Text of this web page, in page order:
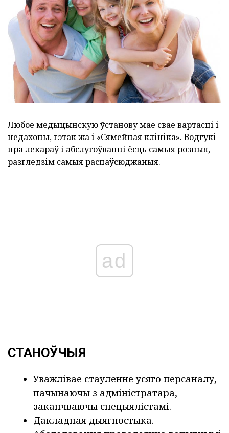
Любое медыцынскую ўстанову мае свае вартасці і
недахопы, гэтак жа і «Сямейная клініка». Водгукі
пра лекараў і абслугоўванні ёсць самыя розныя,
разгледзім самыя распаўсюджаныя.
ad
СТАНОЎЧЫЯ
Уважлівае стаўленне ўсяго персаналу,
пачынаючы з адміністратара,
заканчваючы спецыялістамі.
Дакладная дыягностыка.